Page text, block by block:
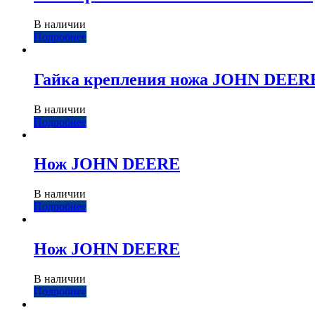
В наличии
Подробнее
Гайка крепления ножа JOHN
В наличии
Подробнее
Нож JOHN DEERE
В наличии
Подробнее
Нож JOHN DEERE
В наличии
Подробнее